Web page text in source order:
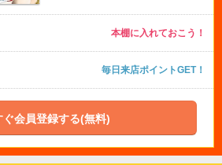
本棚に入れておこう！
毎日来店ポイントGET！
ぐ会員登録する(無料)